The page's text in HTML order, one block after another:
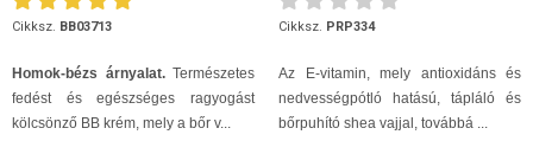
Cikksz. BB03713
Homok-bézs árnyalat.Természetes
fedést és egészséges ragyogást
kölcsönző BB krém, mely a bőr v...
Cikksz. PRP334
Az E-vitamin, mely antioxidáns és
nedvességpótló hatású, tápláló és
bőrpuhító shea vajjal, továbbá ...